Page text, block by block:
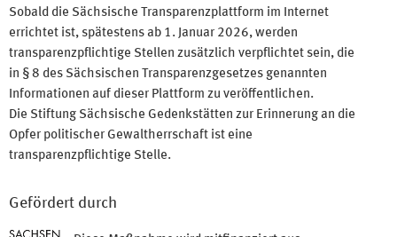
Sobald die Sächsische Transparenzplattform im Internet
errichtet ist, spätestens ab 1. Januar 2026, werden
transparenzpflichtige Stellen zusätzlich verpflichtet sein, die
in § 8 des Sächsischen Transparenzgesetzes genannten
Informationen auf dieser Plattform zu veröffentlichen.
Die Stiftung Sächsische Gedenkstätten zur Erinnerung an die
Opfer politischer Gewaltherrschaft ist eine
transparenzpflichtige Stelle.
Gefördert durch